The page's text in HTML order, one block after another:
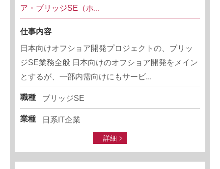
ア・ブリッジSE（ホ...
仕事内容
日本向けオフショア開発プロジェクトの、ブリッ
ジSE業務全般 日本向けのオフショア開発をメイン
とするが、一部内需向けにもサービ...
職種 ブリッジSE
業種 日系IT企業
詳細